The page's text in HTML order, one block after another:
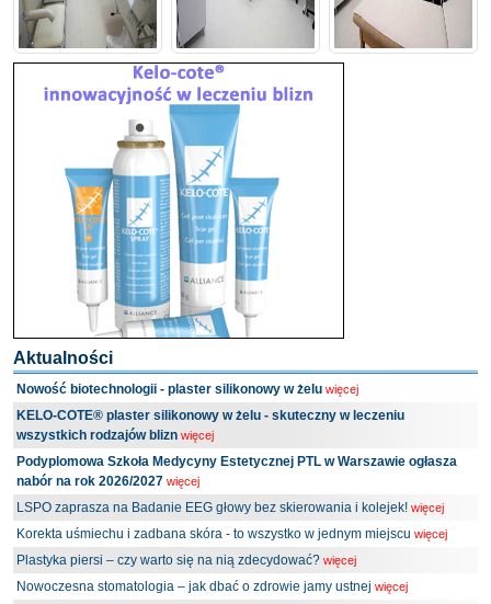
Aktualności
Nowość biotechnologii - plaster silikonowy w żelu więcej
KELO-COTE® plaster silikonowy w żelu - skuteczny w leczeniu
wszystkich rodzajów blizn więcej
Podyplomowa Szkoła Medycyny Estetycznej PTL w Warszawie ogłasza
nabór na rok 2026/2027 więcej
LSPO zaprasza na Badanie EEG głowy bez skierowania i kolejek! więcej
Korekta uśmiechu i zadbana skóra - to wszystko w jednym miejscu więcej
Plastyka piersi – czy warto się na nią zdecydować? więcej
Nowoczesna stomatologia – jak dbać o zdrowie jamy ustnej więcej